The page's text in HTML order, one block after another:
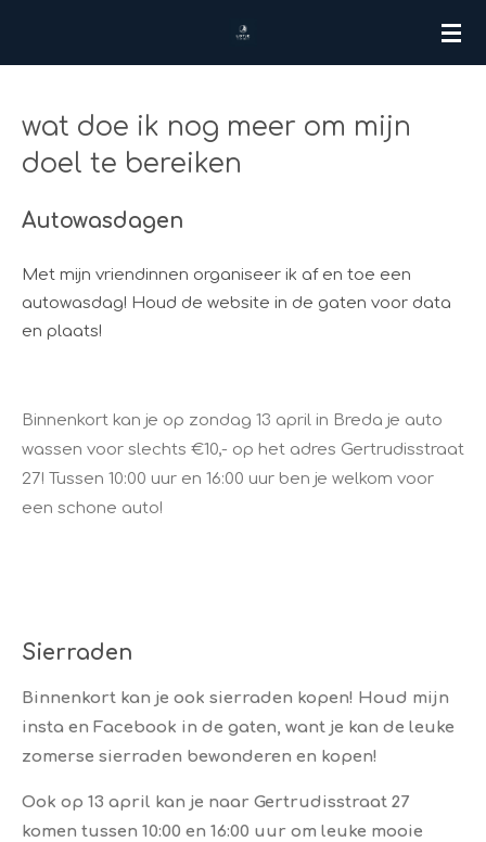
hoofdinhoud
wat doe ik nog meer om mijn
doel te bereiken
Autowasdagen
Met mijn vriendinnen organiseer ik af en toe een
autowasdag! Houd de website in de gaten voor data
en plaats!
Binnenkort kan je op zondag 13 april in Breda je auto
wassen voor slechts €10,- op het adres Gertrudisstraat
27! Tussen 10:00 uur en 16:00 uur ben je welkom voor
een schone auto!
Sierraden
Binnenkort kan je ook sierraden kopen! Houd mijn
insta en Facebook in de gaten, want je kan de leuke
zomerse sierraden bewonderen en kopen!
Ook op 13 april kan je naar Gertrudisstraat 27
komen tussen 10:00 en 16:00 uur om leuke mooie